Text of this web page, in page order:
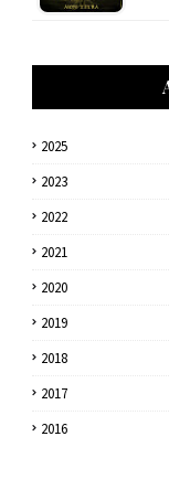
2025
2023
2022
2021
2020
2019
2018
2017
2016